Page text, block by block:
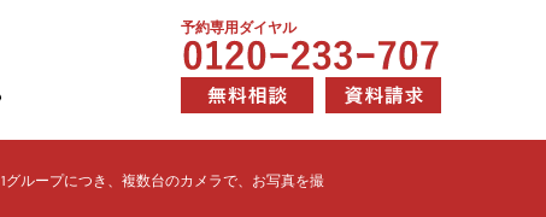
予約専用ダイヤル
ループにつき、複数台のカメラで、お写真を撮